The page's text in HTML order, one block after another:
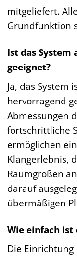
mitgeliefert.
Grundfunktion
Ist das
geeignet?
Ja, das System
hervorragend
Abmessungen
fortschrittliche
ermöglichen
Klangerlebnis,
Raumgrößen
darauf
übermäßigen
Wie einfach ist
Die